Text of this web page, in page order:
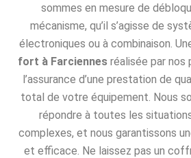
sommes en mesure de
mécanisme, qu’il s’agisse de
électroniques ou à combinaison.
fort à Farciennes réalisée par nos
l’assurance d’une prestation de
total de votre équipement. Nous
répondre à toutes les
complexes, et nous garantissons
et efficace. Ne laissez pas un